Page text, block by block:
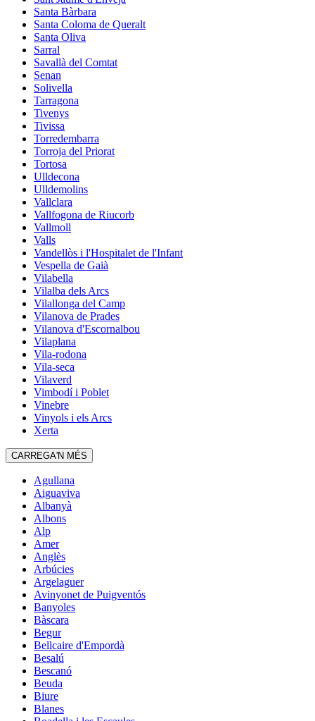
Santa Bàrbara
Santa Coloma de Queralt
Santa Oliva
Sarral
Savallà del Comtat
Senan
Solivella
Tarragona
Tivenys
Tivissa
Torredembarra
Torroja del Priorat
Tortosa
Ulldecona
Ulldemolins
Vallclara
Vallfogona de Riucorb
Vallmoll
Valls
Vandellòs i l'Hospitalet de l'Infant
Vespella de Gaià
Vilabella
Vilalba dels Arcs
Vilallonga del Camp
Vilanova de Prades
Vilanova d'Escornalbou
Vilaplana
Vila-rodona
Vila-seca
Vilaverd
Vimbodí i Poblet
Vinebre
Vinyols i els Arcs
Xerta
CARREGA'N MÉS
Agullana
Aiguaviva
Albanyà
Albons
Alp
Amer
Anglès
Arbúcies
Argelaguer
Avinyonet de Puigventós
Banyoles
Bàscara
Begur
Bellcaire d'Empordà
Besalú
Bescanó
Beuda
Biure
Blanes